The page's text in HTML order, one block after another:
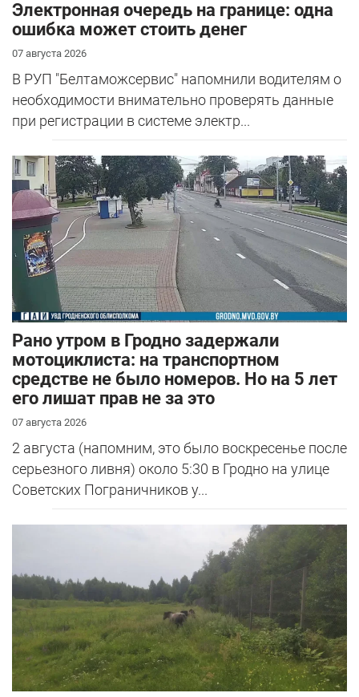
Электронная очередь на границе: одна
ошибка может стоить денег
07 августа 2026
В РУП "Белтаможсервис" напомнили водителям о
необходимости внимательно проверять данные
при регистрации в системе электр...
Рано утром в Гродно задержали
мотоциклиста: на транспортном
средстве не было номеров. Но на 5 лет
его лишат прав не за это
07 августа 2026
2 августа (напомним, это было воскресенье после
серьезного ливня) около 5:30 в Гродно на улице
Советских Пограничников у...